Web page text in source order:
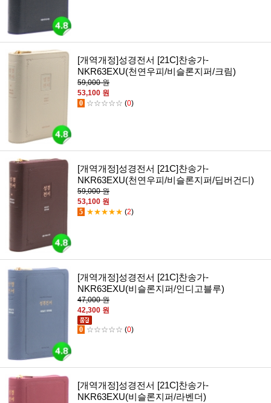
[개역개정]성경전서 [21C]찬송가-
NKR63EXU(천연우피/비슬론지퍼/크림)
59,000 원
53,100 원
0 ☆☆☆☆☆ (0)
[개역개정]성경전서 [21C]찬송가-
NKR63EXU(천연우피/비슬론지퍼/딥버건디)
59,000 원
53,100 원
5 ★★★★★ (2)
[개역개정]성경전서 [21C]찬송가-
NKR63EXU(비슬론지퍼/인디고블루)
47,000 원
42,300 원
0 ☆☆☆☆☆ (0)
[개역개정]성경전서 [21C]찬송가-
NKR63EXU(비슬론지퍼/라벤더)